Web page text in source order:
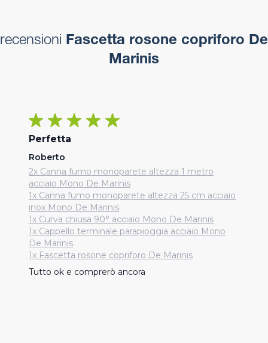
recensioni Fascetta rosone copriforo De
Marinis
Perfetta
Roberto
2x Canna fumo monoparete altezza 1 metro
acciaio Mono De Marinis
1x Canna fumo monoparete altezza 25 cm acciaio
inox Mono De Marinis
1x Curva chiusa 90° acciaio Mono De Marinis
1x Cappello terminale parapioggia acciaio Mono
De Marinis
1x Fascetta rosone copriforo De Marinis
Tutto ok e comprerò ancora